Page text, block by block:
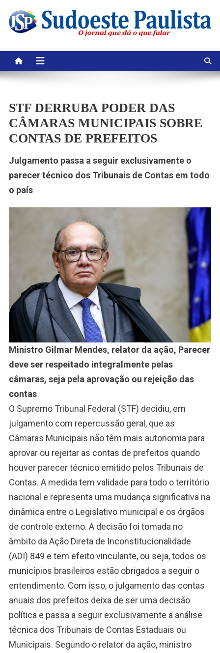
content
STF DERRUBA PODER DAS
CÂMARAS MUNICIPAIS SOBRE
CONTAS DE PREFEITOS
Julgamento passa a seguir exclusivamente o
parecer técnico dos Tribunais de Contas em todo
o país
Ministro Gilmar Mendes, relator da ação, Parecer
deve ser respeitado integralmente pelas
câmaras, seja pela aprovação ou rejeição das
contas
O Supremo Tribunal Federal (STF) decidiu, em
julgamento com repercussão geral, que as
Câmaras Municipais não têm mais autonomia para
aprovar ou rejeitar as contas de prefeitos quando
houver parecer técnico emitido pelos Tribunais de
Contas. A medida tem validade para todo o território
nacional e representa uma mudança significativa na
dinâmica entre o Legislativo municipal e os órgãos
de controle externo. A decisão foi tomada no
âmbito da Ação Direta de Inconstitucionalidade
(ADI) 849 e tem efeito vinculante, ou seja, todos os
municípios brasileiros estão obrigados a seguir o
entendimento. Com isso, o julgamento das contas
anuais dos prefeitos deixa de ser uma decisão
política e passa a seguir exclusivamente a análise
técnica dos Tribunais de Contas Estaduais ou
Municipais. Segundo o relator da ação, ministro